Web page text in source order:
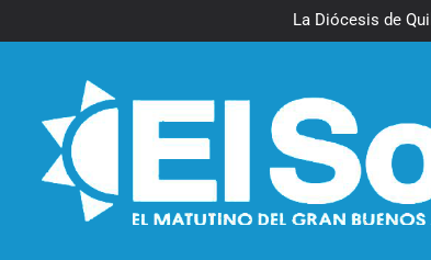
La Diócesis de
Figuras de la
La Diócesis de
Figuras de la
Nueva jornada
en Wall